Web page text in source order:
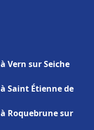
Vern sur Seiche
Saint Étienne de
Roquebrune sur